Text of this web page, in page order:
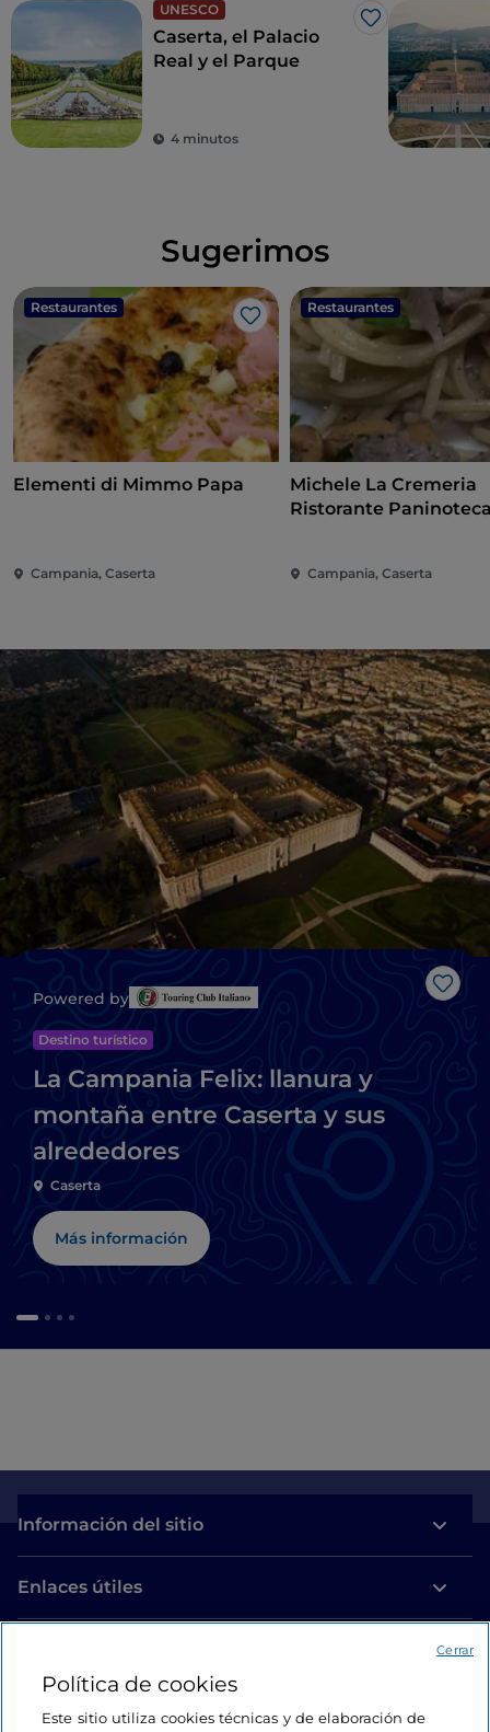
UNESCO
Me gusta
Caserta, el Palacio
Real y el Parque
4 minutos
Sugerimos
Restaurantes
Me gusta
Elementi di Mimmo Papa
Campania, Caserta
Restaurantes
Michele La Cremeria
Ristorante
Campania, Caserta
Me
Powered by
Destino turístico
La Campania Felix: llanura y
montaña entre Caserta y sus
alrededores
Caserta
Más información
Información del sitio
Enlaces útiles
Estamos en contacto
Política de cookies
Este sitio utiliza cookies técnicas y de elaboración de
Cerrar